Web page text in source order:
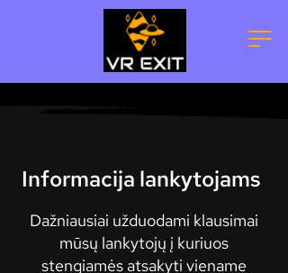
Informacija lankytojams
Dažniausiai užduodami klausimai
mūsų lankytojų į kuriuos
stengiamės atsakyti viename